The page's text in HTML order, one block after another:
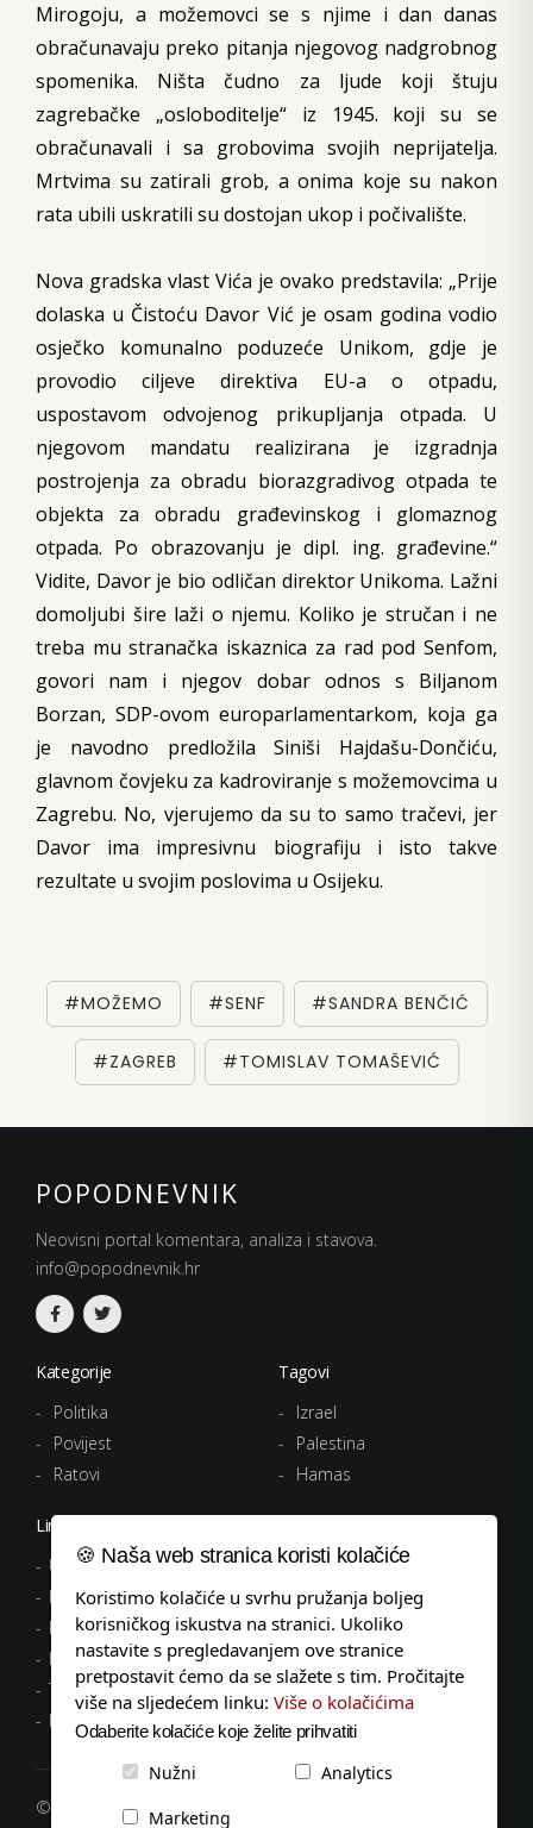
Mirogoju, a možemovci se s njime i dan danas
obračunavaju preko pitanja njegovog nadgrobnog
spomenika. Ništa čudno za ljude koji štuju
zagrebačke „osloboditelje“ iz 1945. koji su se
obračunavali i sa grobovima svojih neprijatelja.
Mrtvima su zatirali grob, a onima koje su nakon
rata ubili uskratili su dostojan ukop i počivalište.
Nova gradska vlast Vića je ovako predstavila: „Prije
dolaska u Čistoću Davor Vić je osam godina vodio
osječko komunalno poduzeće Unikom, gdje je
provodio ciljeve direktiva EU-a o otpadu,
uspostavom odvojenog prikupljanja otpada. U
njegovom mandatu realizirana je izgradnja
postrojenja za obradu biorazgradivog otpada te
objekta za obradu građevinskog i glomaznog
otpada. Po obrazovanju je dipl. ing. građevine.“
Vidite, Davor je bio odličan direktor Unikoma. Lažni
domoljubi šire laži o njemu. Koliko je stručan i ne
treba mu stranačka iskaznica za rad pod Senfom,
govori nam i njegov dobar odnos s Biljanom
Borzan, SDP-ovom europarlamentarkom, koja ga
je navodno predložila Siniši Hajdašu-Dončiću,
glavnom čovjeku za kadroviranje s možemovcima u
Zagrebu. No, vjerujemo da su to samo tračevi, jer
Davor ima impresivnu biografiju i isto takve
rezultate u svojim poslovima u Osijeku.
#MOŽEMO #SENF #SANDRA BENČIĆ
#ZAGREB #TOMISLAV TOMAŠEVIĆ
POPODNEVNIK
Neovisni portal komentara, analiza i stavova.
info@popodnevnik.hr
Kategorije
Politika
Povijest
Ratovi
Tagovi
Izrael
Palestina
Hamas
Linkovi
Uvjeti korištenja
Politika privatnosti
Pravila o kolačićima
Impressum
Tagovi
Kontakt
© 2026 popodnevnik.hr, Sva prava pridržana.
🍪 Naša web stranica koristi kolačiće
Koristimo kolačiće u svrhu pružanja boljeg
korisničkog iskustva na stranici. Ukoliko
nastavite s pregledavanjem ove stranice
pretpostavit ćemo da se slažete s tim. Pročitajte
više na sljedećem linku: Više o kolačićima
Odaberite kolačiće koje želite prihvatiti
Nužni
Analytics
Marketing